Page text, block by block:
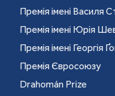
групи
"Міжнародної
комітету УАМА.
бюро захисту
імені Валерія
Премія імені Василя
Премія імені Юрія
Премія імені Георгія
Премія Євросоюзу
Drahomán Prize